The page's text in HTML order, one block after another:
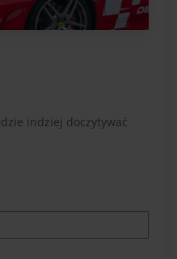
indziej doczytywać